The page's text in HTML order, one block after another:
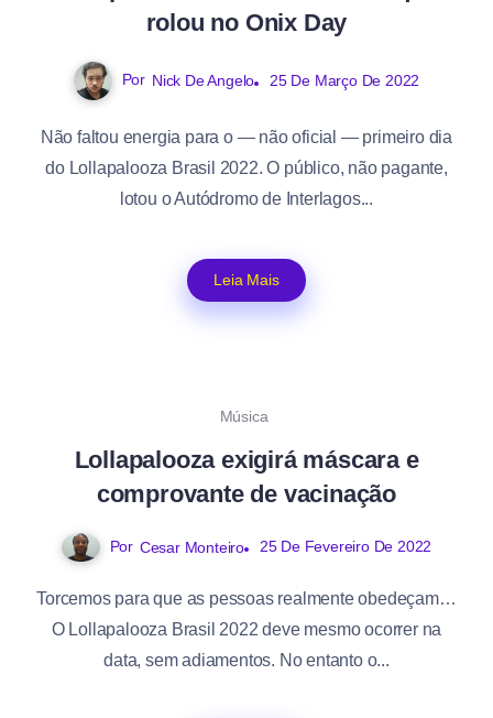
rolou no Onix Day
Por Nick De Angelo 25 De Março De 2022
Não faltou energia para o — não oficial — primeiro dia
do Lollapalooza Brasil 2022. O público, não pagante,
lotou o Autódromo de Interlagos...
Leia Mais
Música
Lollapalooza exigirá máscara e
comprovante de vacinação
Por Cesar Monteiro 25 De Fevereiro De 2022
Torcemos para que as pessoas realmente obedeçam…
O Lollapalooza Brasil 2022 deve mesmo ocorrer na
data, sem adiamentos. No entanto o...